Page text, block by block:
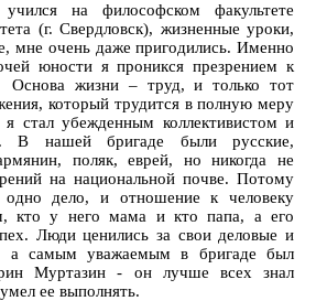
на философском факультете
(г. Свердловск), жизненные уроки,
мне очень даже пригодились. Именно
юности я проникся презрением к
Основа жизни – труд, и только тот
который трудится в полную меру
стал убежденным коллективистом и
В нашей бригаде были русские,
поляк, еврей, но никогда не
на национальной почве. Потому
дело, и отношение к человеку
кто у него мама и кто папа, а его
Люди ценились за свои деловые и
а самым уважаемым в бригаде был
Муртазин - он лучше всех знал
ее выполнять.